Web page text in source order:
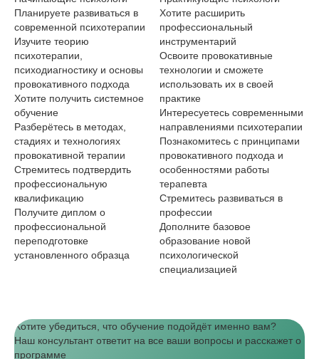
Планируете развиваться в
современной психотерапии
Изучите теорию
психотерапии,
психодиагностику и основы
провокативного подхода
Хотите получить системное
обучение
Разберётесь в методах,
стадиях и технологиях
провокативной терапии
Стремитесь подтвердить
профессиональную
квалификацию
Получите диплом о
профессиональной
переподготовке
установленного образца
Хотите расширить
профессиональный
инструментарий
Освоите провокативные
технологии и сможете
использовать их в своей
практике
Интересуетесь современными
направлениями психотерапии
Познакомитесь с принципами
провокативного подхода и
особенностями работы
терапевта
Стремитесь развиваться в
профессии
Дополните базовое
образование новой
психологической
специализацией
Хотите убедиться, что обучение подойдёт именно вам?
Наш консультант ответит на все ваши вопросы и расскажет о
программе